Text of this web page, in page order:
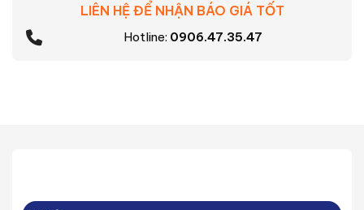
LIÊN HỆ ĐỂ NHẬN BÁO GIÁ TỐT
Hotline: 0906.47.35.47